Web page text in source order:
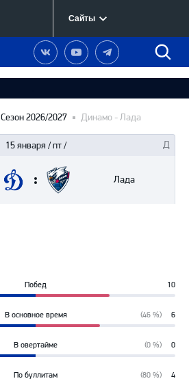
Сайты
Наша
группа
Вконтакте
Наш
канал
YouTube
Наш
канал
Telegram
Сезон 2026/2027 Динамо - Лада
15 января / пт /
Лада
Побед
10
В основное время (46 %)
6
В овертайме (0 %)
0
По буллитам (80 %)
4